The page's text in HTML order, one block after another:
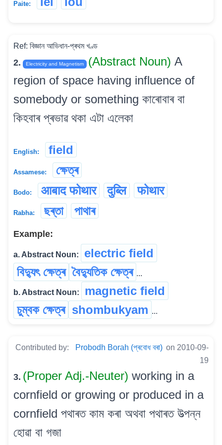
Paite:
Ref: বিজ্ঞান আভিধান-প্ৰথম খণ্ড
2. Electricity and Magnetism (Abstract Noun) A
region of space having influence of
somebody or something কাৰোবাৰ বা
কিহবাৰ প্ৰভাৱ থকা এটা এলেকা
English: field
Assamese: ক্ষেত্ৰ
Bodo: आबाद फोथार दुब्लि फोथार
Rabha: ছৰ্‌তা পাথাৰ
Example:
a. Abstract Noun:
electric field
বিদ্যুৎ ক্ষেত্ৰ বৈদ্যুতিক ক্ষেত্ৰ ...
b. Abstract Noun:
magnetic field
চুম্বক ক্ষেত্ৰ shombukyam ...
Contributed by: Probodh Borah (প্ৰবোধ বৰা) on 2010-09-
19
3. (Proper Adj.-Neuter) working in a
cornfield or growing or produced in a
cornfield পথাৰত কাম কৰা অথবা পথাৰত উত্পন্ন
হোৱা বা গজা